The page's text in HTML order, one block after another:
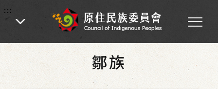
:::
:::
首頁
鄒族